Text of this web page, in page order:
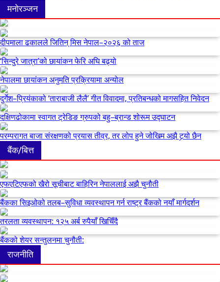
मनोरञ्जन
दीपमाला ढकालले जितिन् मिस नेपाल–२०२६ को ताज
‘सिन्दुरे जात्रा’को छायांकन फेरि अघि बढ्यो
नेपालमा छायांकन अनुमति प्रक्रियामा अन्योल
दुर्गेश–प्रियंकाको ‘ताराबाजी लैलै’ गीत विवादमा, प्रतिबन्धको मागसहित निवेदन
दक्षिणढोकामा स्वागत ट्रेडिङ ग्रुपको बहु–ब्रान्ड शोरूम उद्घाटन
परम्परागत बाजा संरक्षणको प्रयास तीव्र, तर लोप हुने जोखिम अझै टर्‍यो छैन
बैंक/बित्त
एफएटिएफको खैरो सूचीबाट बाहिरिन नेपाललाई अझै चुनौती
बैंकका सिइओको तलब–सुविधा व्यवस्थापन गर्न राष्ट्र बैंकको नयाँ मार्गदर्शन
तरलता व्यवस्थापन: १२५ अर्ब रुपैयाँ खिचिँदै
बैंकको शेयर सन्तुलनमा चुनौती:
राजनीति